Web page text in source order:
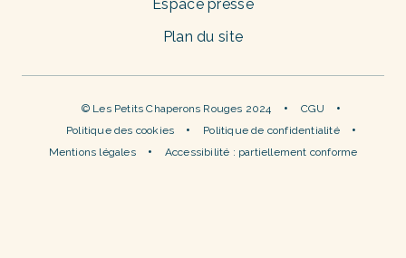
Espace presse
Plan du site
© Les Petits Chaperons Rouges 2024
CGU
Politique des cookies
Politique de confidentialité
Mentions légales
Accessibilité : partiellement conforme